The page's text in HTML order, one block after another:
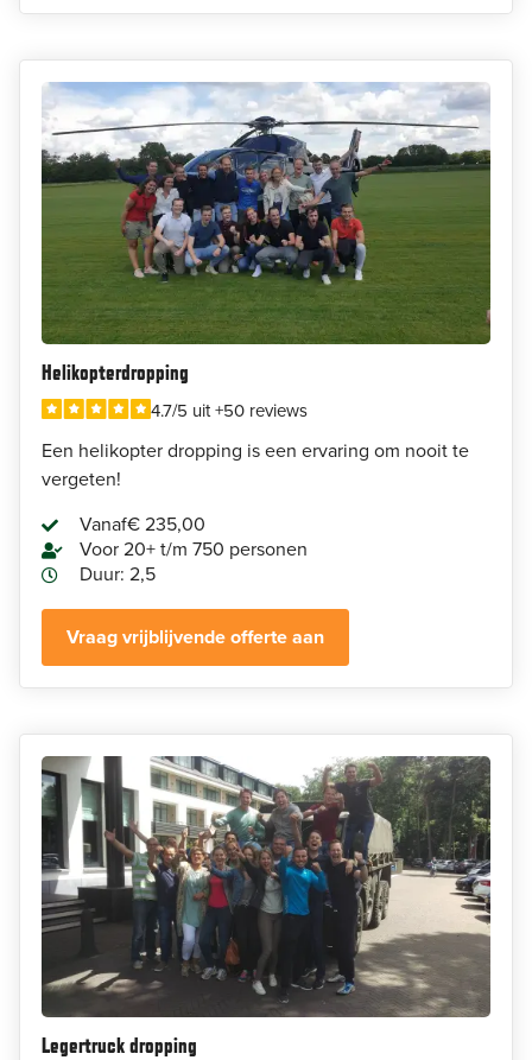
Helikopterdropping
4.7/5 uit +50 reviews
Een helikopter dropping is een ervaring om nooit te
vergeten!
Vanaf€ 235,00
Voor 20+ t/m 750 personen
Duur: 2,5
Vraag vrijblijvende offerte aan
Legertruck dropping